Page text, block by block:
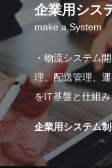
企業用シス
make a System
・物流システム
理、配送管理、
をIT基盤と仕組
企業用システム